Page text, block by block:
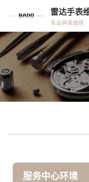
雷达手表
专业钟表维修 ·
服务中心环境